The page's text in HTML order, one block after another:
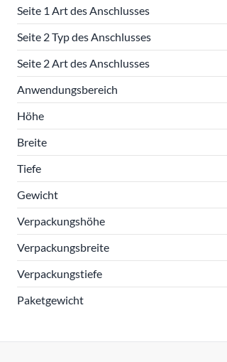
Seite 1 Art des Anschlusses
Seite 2 Typ des Anschlusses
Seite 2 Art des Anschlusses
Anwendungsbereich
Höhe
Breite
Tiefe
Gewicht
Verpackungshöhe
Verpackungsbreite
Verpackungstiefe
Paketgewicht